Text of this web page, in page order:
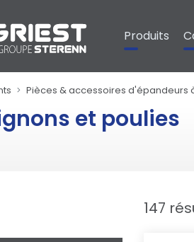
Produits
Pièces & accessoires d'épandeurs
et poulies
147